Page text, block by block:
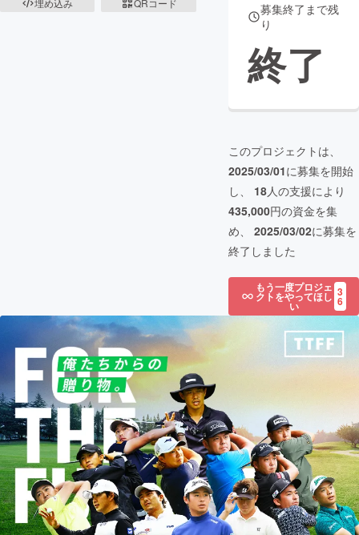
埋め込み
QRコード
募集終了まで残
り
終了
このプロジェクトは、
2025/03/01に募集を開始
し、 18人の支援により
435,000円の資金を集
め、 2025/03/02に募集を
終了しました
もう一度プロジェ
クトをやってほし
い
3
6